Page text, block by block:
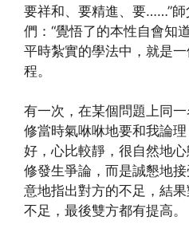
要祥和、要精進、要……”
們：“覺悟了的本性自會知
平時紮實的學法中，就是
程。
有一次，在某個問題上同
修當時氣咻咻地要和我論
好，心比較靜，很自然地
修發生爭論，而是誠懇地
意地指出對方的不足，結
不足，最後雙方都有提高。